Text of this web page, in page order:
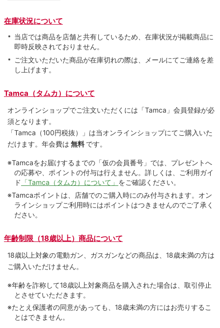
在庫状況について
当店では商品を店舗と共有しているため、在庫状況が掲載商品に
即時反映されておりません。
ご注文いただいた商品が在庫切れの際は、メールにてご連絡を差
し上げます。
Tamca（タムカ）について
オンラインショップでご注⽂いただくには「Tamca」会員登録が必
須となります。
「Tamca （100円税抜）
」は当オンラインショップにてご購⼊いた
だけます。 年会費は 無料 です。
※Tamcaをお届けするまでの「仮の会員番号」では、プレゼントへ
の応募や、ポイントの付与は⾏えません。詳しくは、ご利⽤ガイ
ド 「Tamca（タムカ）について」 をご確認ください。
※Tamcaポイントは、店舗でのご購⼊時にのみ付与されます。オン
ラインショップご利用時にはポイントはつきませんのでご了承く
ださい。
年齢制限（18歳以上）商品について
18歳以上対象の電動ガン、ガスガンなどの商品は、18歳未満の方は
ご購入いただけません。
※年齢を詐称して18歳以上対象商品を購入された場合は、取引停止
とさせていただきます。
※たとえ保護者の同意があっても、18歳未満の方にはお売りするこ
とはできません。